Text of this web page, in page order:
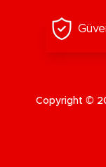
Copyright ©